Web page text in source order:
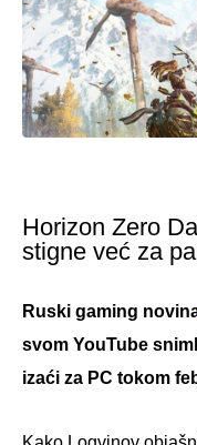
Horizon Zero
stigne već za
Ruski gaming
svom YouTube
izaći za PC tokom